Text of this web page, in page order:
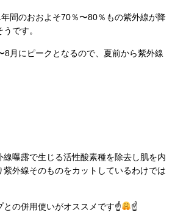
間のおおよそ70％〜80％もの紫外線が降
です。
8月にピークとなるので、夏前から紫外線
曝露で生じる活性酸素種を除去し肌を内
外線そのものをカットしているわけでは
との併用使いがオススメです☝ ☝